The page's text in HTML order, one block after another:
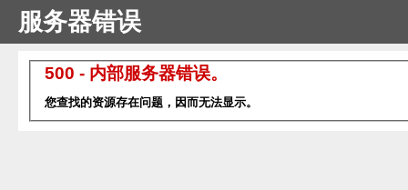
服务器错误
500 - 内部服务器错误。
您查找的资源存在问题，因而无法显示。